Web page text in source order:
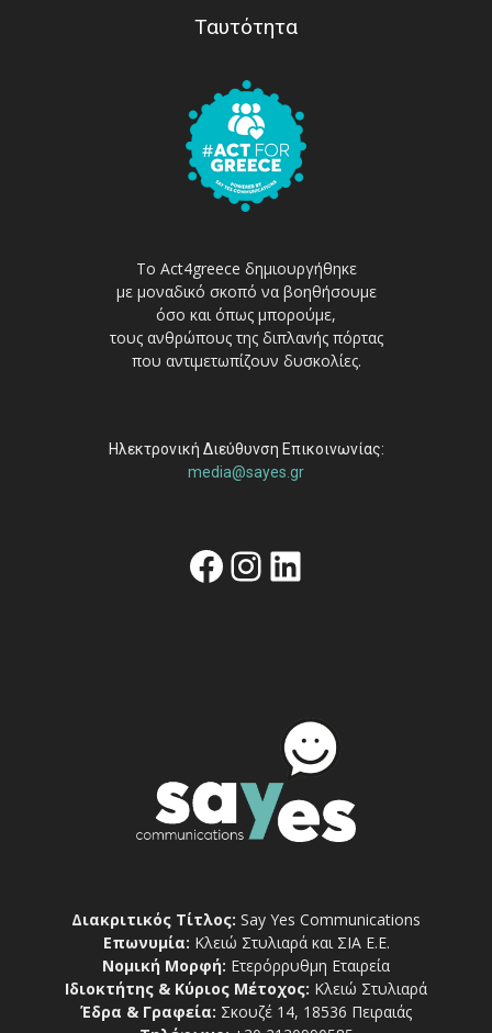
Ταυτότητα
Το Act4greece δημιουργήθηκε
με μοναδικό σκοπό να βοηθήσουμε
όσο και όπως μπορούμε,
τους ανθρώπους της διπλανής πόρτας
που αντιμετωπίζουν δυσκολίες.
Ηλεκτρονική Διεύθυνση Επικοινωνίας:
media@sayes.gr
Facebook
Instagram
Linkedin
Διακριτικός Τίτλος: Say Yes Communications
Επωνυμία: Κλειώ Στυλιαρά και ΣΙΑ Ε.Ε.
Νομική Μορφή: Ετερόρρυθμη Εταιρεία
Ιδιοκτήτης & Κύριος Μέτοχος: Κλειώ Στυλιαρά
Έδρα & Γραφεία: Σκουζέ 14, 18536 Πειραιάς